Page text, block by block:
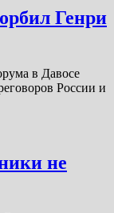
Генри
в Давосе
России и
не